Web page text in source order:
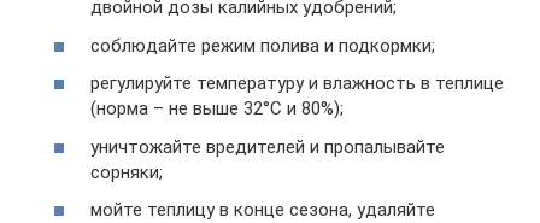
двойной дозы калийных удобрений;
соблюдайте режим полива и подкормки;
регулируйте температуру и влажность в теплице
(норма – не выше 32°C и 80%);
уничтожайте вредителей и пропалывайте
сорняки;
мойте теплицу в конце сезона, удаляйте